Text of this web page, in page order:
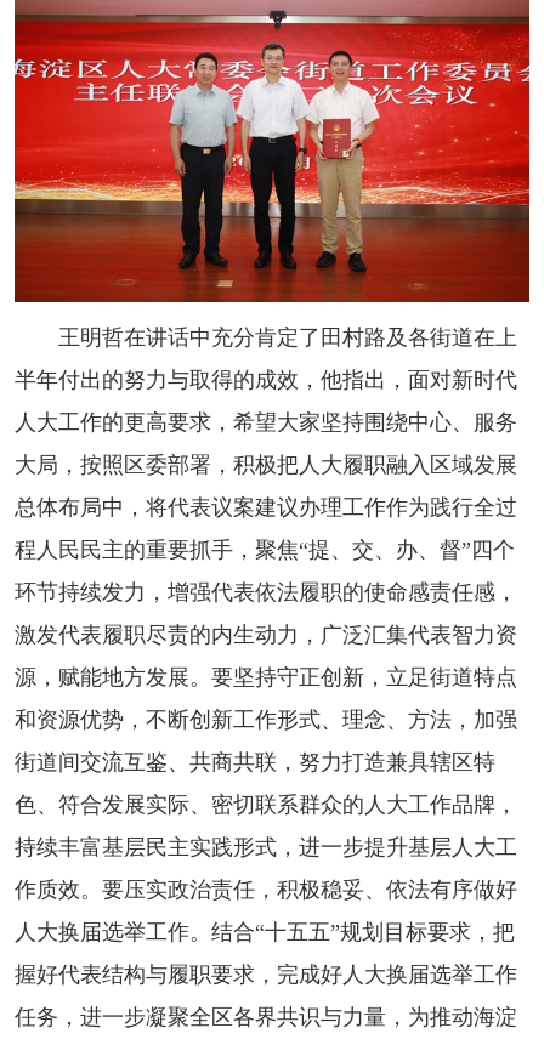
王明哲在讲话中充分肯定了田村路及各街道在上
半年付出的努力与取得的成效，他指出，面对新时代
人大工作的更高要求，希望大家坚持围绕中心、服务
大局，按照区委部署，积极把人大履职融入区域发展
总体布局中，将代表议案建议办理工作作为践行全过
程人民民主的重要抓手，聚焦“提、交、办、督”四个
环节持续发力，增强代表依法履职的使命感责任感，
激发代表履职尽责的内生动力，广泛汇集代表智力资
源，赋能地方发展。要坚持守正创新，立足街道特点
和资源优势，不断创新工作形式、理念、方法，加强
街道间交流互鉴、共商共联，努力打造兼具辖区特
色、符合发展实际、密切联系群众的人大工作品牌，
持续丰富基层民主实践形式，进一步提升基层人大工
作质效。要压实政治责任，积极稳妥、依法有序做好
人大换届选举工作。结合“十五五”规划目标要求，把
握好代表结构与履职要求，完成好人大换届选举工作
任务，进一步凝聚全区各界共识与力量，为推动海淀